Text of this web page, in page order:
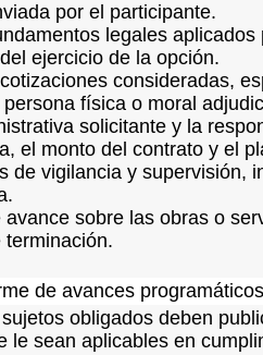
por el participante.
legales
ejercicio de la opción.
consideradas,
física o moral
solicitante y la
el monto del contrato y el
de vigilancia y supervisión,
sobre las obras o
terminación.
de avances
obligados deben
le sean aplicables en